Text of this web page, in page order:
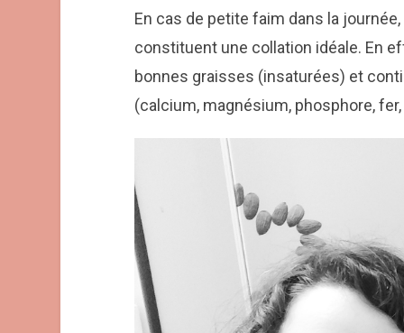
En cas de petite faim dans la
constituent une collation idéale. En
bonnes graisses (insaturées) et
(calcium, magnésium, phosphore,